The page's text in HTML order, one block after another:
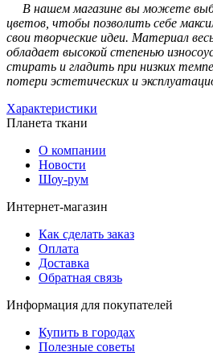
В нашем магазине вы можете
цветов, чтобы позволить себе
свои творческие идеи. Материал
обладает высокой степенью
стирать и гладить при низких
потери эстетических и
Характеристики
Планета ткани
О компании
Новости
Шоу-рум
Интернет-магазин
Как сделать заказ
Оплата
Доставка
Обратная связь
Информация для покупателей
Купить в городах
Полезные советы